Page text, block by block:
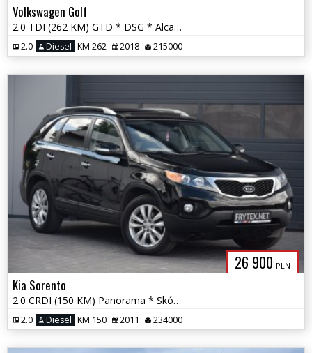
Volkswagen Golf
2.0 TDI (262 KM) GTD * DSG * Alcantara * Maxton Design * Ambiente *
2.0 Diesel KM 262 2018 215000
26 900 PLN
Kia Sorento
2.0 CRDI (150 KM) Panorama * Skóra * El. Fotel * Nawigacja * Gwarancja
2.0 Diesel KM 150 2011 234000